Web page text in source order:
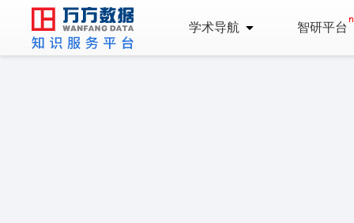
学术导航 智研平台